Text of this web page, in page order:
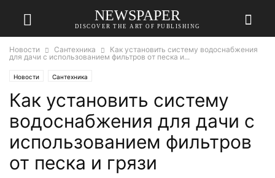
NEWSPAPER
DISCOVER THE ART OF PUBLISHING
Новости Сантехника
Как установить систему водоснабжения
для дачи с использованием фильтров от песка и...
Новости Сантехника
Как установить систему
водоснабжения для дачи с
использованием фильтров
от песка и грязи